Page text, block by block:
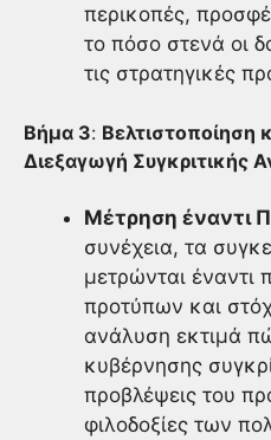
περικοπές,
το πόσο στενά οι
τις στρατηγικές
Βήμα 3: Βελτιστοποίηση
Διεξαγωγή Συγκριτικής
Μέτρηση έναντι
συνέχεια, τα
μετρώνται έναντι
προτύπων και
ανάλυση εκτιμά
κυβέρνησης
προβλέψεις του
φιλοδοξίες των